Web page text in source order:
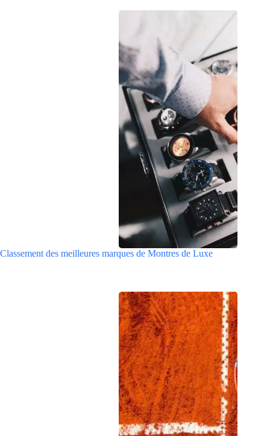
Classement des meilleures marques de Montres de Luxe